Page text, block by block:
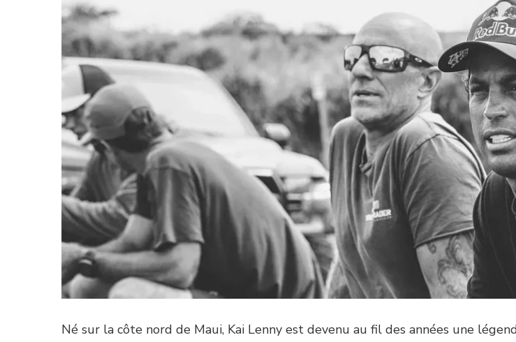
Né sur la côte nord de Maui, Kai Lenny est devenu au fil des années une